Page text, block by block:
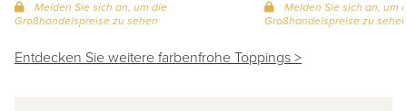
Melden Sie sich an, um die
Großhandelspreise zu sehen
Melden Sie sich an, um
Großhandelspreise zu sehen
Entdecken Sie weitere farbenfrohe Toppings >